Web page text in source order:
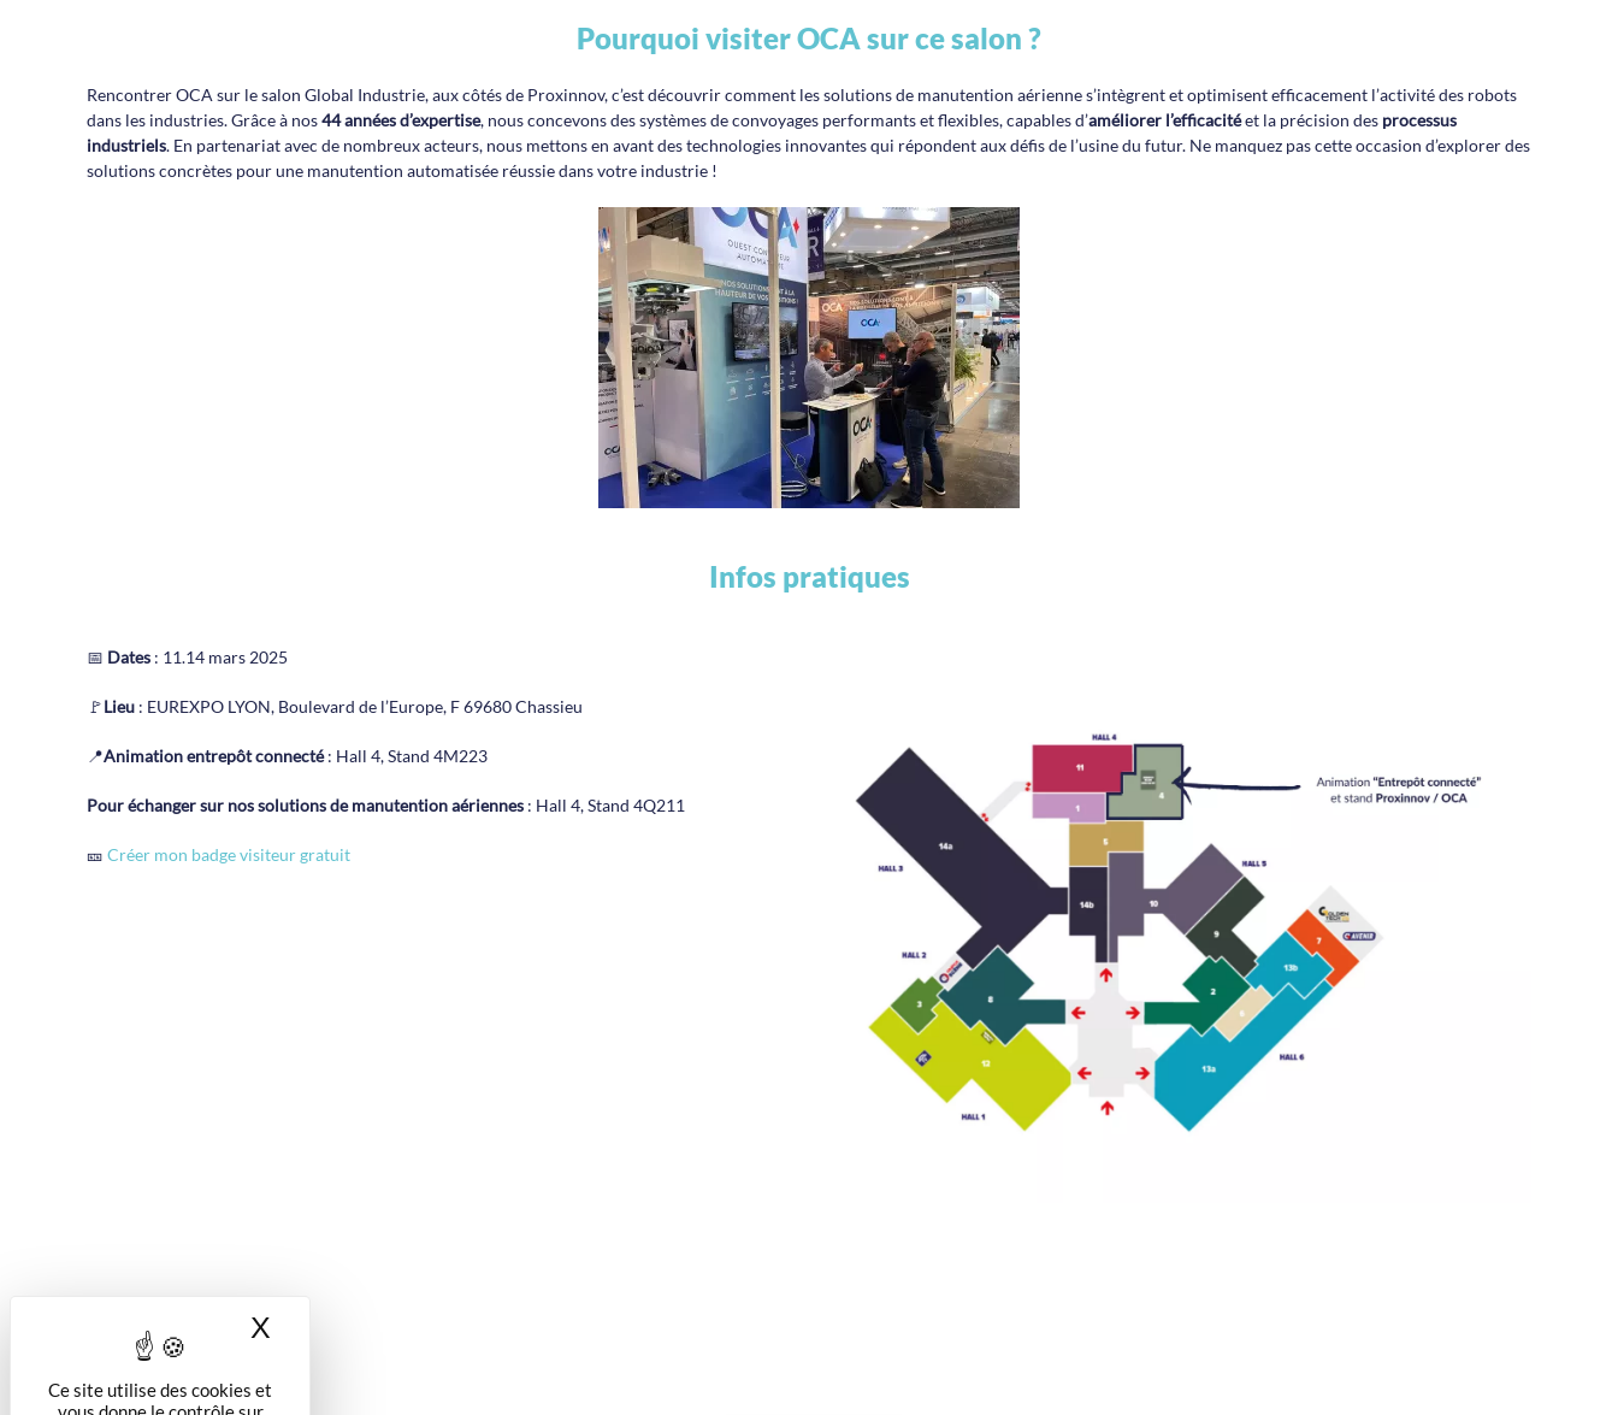
Pourquoi visiter OCA sur ce salon ?
Rencontrer OCA sur le salon Global Industrie, aux côtés de Proxinnov, c’est découvrir comment les solutions de manutention aérienne s’intègrent et optimisent efficacement l’activité des robots
dans les industries. Grâce à nos44 années d’expertise, nous concevons des systèmes de convoyages performants et flexibles, capables d’améliorer l’efficacitéet la précision des processus
industriels. En partenariat avec de nombreux acteurs, nous mettons en avant des technologies innovantes qui répondent aux défis de l’usine du futur. Ne manquez pas cette occasion d’explorer des
solutions concrètes pour une manutention automatisée réussie dans votre industrie !
Infos pratiques
📅 Dates : 11.14 mars 2025
🚩Lieu : EUREXPO LYON, Boulevard de l’Europe, F 69680 Chassieu
📍Animation entrepôt connecté: Hall 4, Stand 4M223
Pour échanger sur nos solutions de manutention aériennes : Hall 4, Stand 4Q211
🎫 Créer mon badge visiteur gratuit
Ce site utilise des cookies et
X